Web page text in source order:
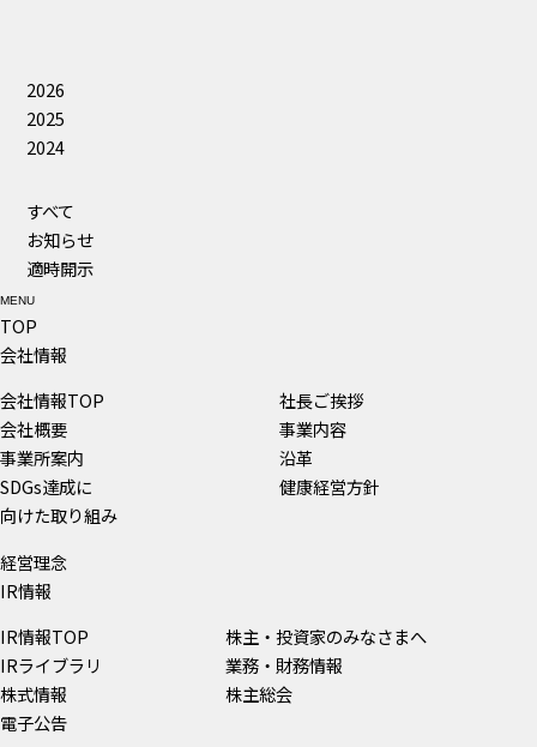
2026
2025
2024
すべて
お知らせ
適時開示
MENU
TOP
会社情報
会社情報TOP
社長ご挨拶
会社概要
事業内容
事業所案内
沿革
SDGs達成に
向けた取り組み
健康経営方針
経営理念
IR情報
IR情報TOP
株主・投資家のみなさまへ
IRライブラリ
業務・財務情報
株式情報
株主総会
電子公告